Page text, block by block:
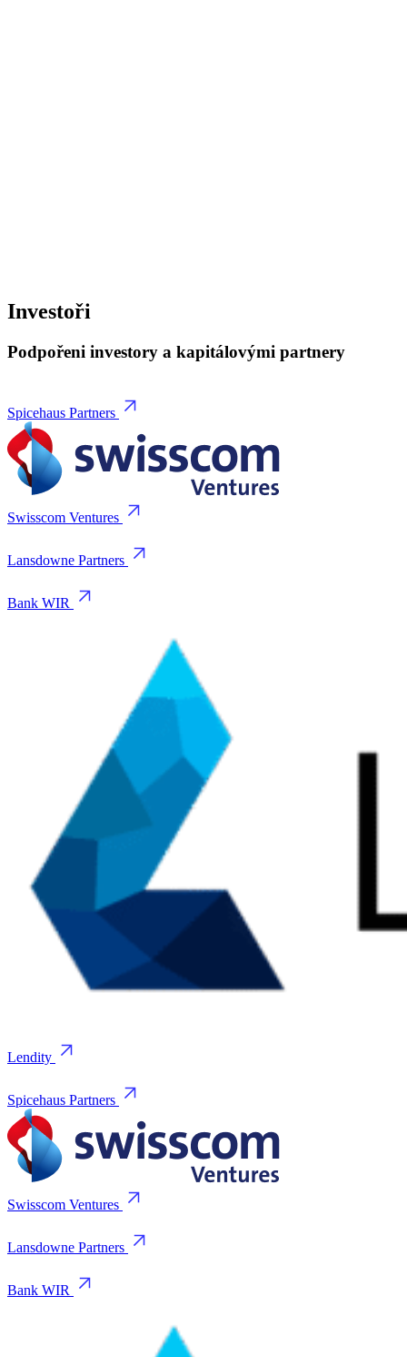
Investoři
Podpořeni investory a kapitálovými partnery
Spicehaus Partners
Swisscom Ventures
Lansdowne Partners
Bank WIR
Lendity
Spicehaus Partners
Swisscom Ventures
Lansdowne Partners
Bank WIR